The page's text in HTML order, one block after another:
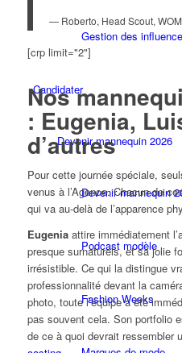
Gestion des
Candidater
Devenir mannequin 2026
Devenir mannequin
Podcast modèle
Fashion Weeks
— Roberto, Head Scout,
[crp limit="2"]
Nos
: Eugenia,
d’autres
Pour cette journée spéciale,
venus à l’Agence. Chacun de
qui va au-delà de l’apparence
Eugeniaattire immédiatement
presque surnaturels, et sa jolie
irrésistible. Ce qui la distingue
professionnalité devant la
photo, toute l’équipe a été
pas souvent cela. Son portfolio
de ce à quoi devrait ressembler